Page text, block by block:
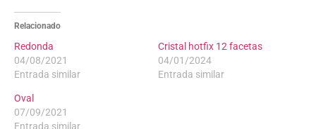
Relacionado
Redonda
04/08/2021
Entrada similar
Cristal hotfix 12 facetas
04/01/2024
Entrada similar
Oval
07/09/2021
Entrada similar